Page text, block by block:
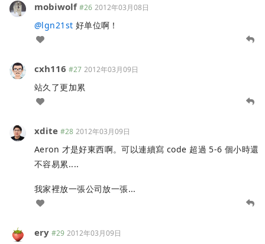
mobiwolf #26 2012年03月08日
@lgn21st 好单位啊！
cxh116 #27 2012年03月09日
站久了更加累
xdite #28 2012年03月09日
Aeron 才是好東西啊。可以連續寫 code 超過 5-6 個小時還
不容易累....
我家裡放一張公司放一張...
ery #29 2012年03月09日